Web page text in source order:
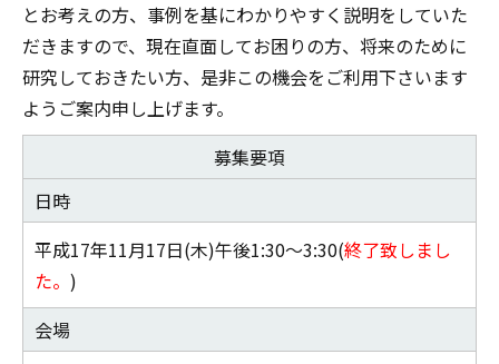
とお考えの方、事例を基にわかりやすく説明をしていた
だきますので、現在直面してお困りの方、将来のために
研究しておきたい方、是非この機会をご利用下さいます
ようご案内申し上げます。
募集要項
日時
平成17年11月17日(木)午後1:30～3:30(終了致しまし
た。 )
会場